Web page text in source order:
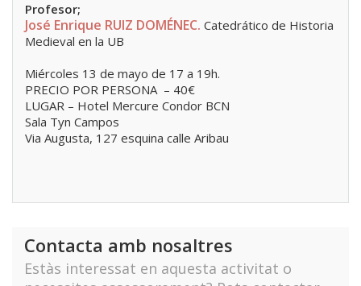
Profesor;
José Enrique RUIZ DOMÉNEC. Catedrático de Historia
Medieval en la UB
Miércoles 13 de mayo de 17 a 19h.
PRECIO POR PERSONA – 40€
LUGAR – Hotel Mercure Condor BCN
Sala Tyn Campos
Via Augusta, 127 esquina calle Aribau
Contacta amb nosaltres
Estàs interessat en aquesta activitat o